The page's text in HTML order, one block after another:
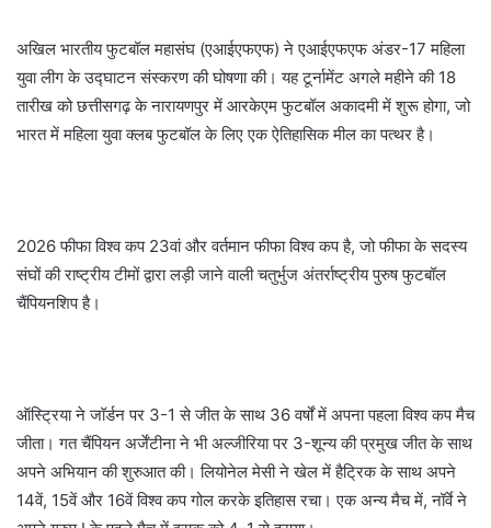
अखिल भारतीय फुटबॉल महासंघ (एआईएफएफ) ने एआईएफएफ अंडर-17 महिला
युवा लीग के उद्घाटन संस्करण की घोषणा की। यह टूर्नामेंट अगले महीने की 18
तारीख को छत्तीसगढ़ के नारायणपुर में आरकेएम फुटबॉल अकादमी में शुरू होगा, जो
भारत में महिला युवा क्लब फुटबॉल के लिए एक ऐतिहासिक मील का पत्थर है।
2026 फीफा विश्व कप 23वां और वर्तमान फीफा विश्व कप है, जो फीफा के सदस्य
संघों की राष्ट्रीय टीमों द्वारा लड़ी जाने वाली चतुर्भुज अंतर्राष्ट्रीय पुरुष फुटबॉल
चैंपियनशिप है।
ऑस्ट्रिया ने जॉर्डन पर 3-1 से जीत के साथ 36 वर्षों में अपना पहला विश्व कप मैच
जीता। गत चैंपियन अर्जेंटीना ने भी अल्जीरिया पर 3-शून्य की प्रमुख जीत के साथ
अपने अभियान की शुरुआत की। लियोनेल मेसी ने खेल में हैट्रिक के साथ अपने
14वें, 15वें और 16वें विश्व कप गोल करके इतिहास रचा। एक अन्य मैच में, नॉर्वे ने